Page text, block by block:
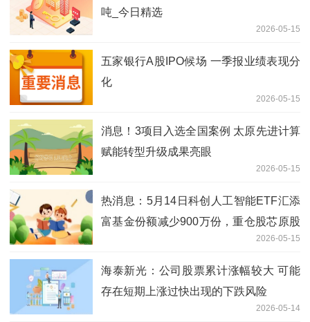
吨_今日精选
2026-05-15
五家银行A股IPO候场 一季报业绩表现分
化
2026-05-15
消息！3项目入选全国案例 太原先进计算
赋能转型升级成果亮眼
2026-05-15
热消息：5月14日科创人工智能ETF汇添
富基金份额减少900万份，重仓股芯原股
2026-05-15
海泰新光：公司股票累计涨幅较大 可能
存在短期上涨过快出现的下跌风险
2026-05-14